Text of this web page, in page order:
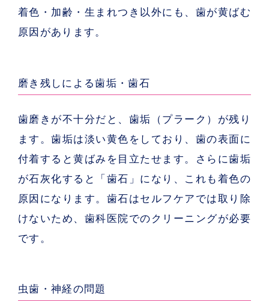
着色・加齢・生まれつき以外にも、歯が黄ばむ
原因があります。
磨き残しによる歯垢・歯石
歯磨きが不十分だと、歯垢（プラーク）が残り
ます。歯垢は淡い黄色をしており、歯の表面に
付着すると黄ばみを目立たせます。さらに歯垢
が石灰化すると「歯石」になり、これも着色の
原因になります。歯石はセルフケアでは取り除
けないため、歯科医院でのクリーニングが必要
です。
虫歯・神経の問題